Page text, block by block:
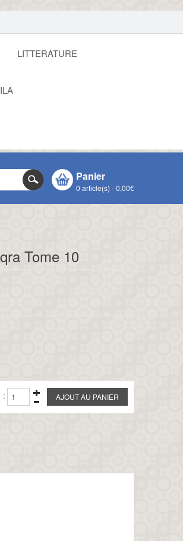
LITTERATURE
Panier
0 article(s) - 0,00€
Tome 10
: